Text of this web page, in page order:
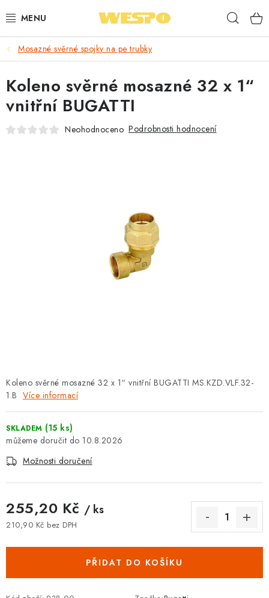
na
ARMATURY PRO TOPENÍ A VODU
TOPENÍ A OHŘEV VODY
TVAROVKY A TRUBKY
TOPENÁŘSKÁ AKADEMIE
OBCHODNÍ PODMÍNKY
O NÁS
DOPRAVA A PLATBA
Mosazné svěrné spojky na pe trubky
Koleno svěrné mosazné 32 x 1“ vnitřní BUGATTI MS.KZD.VLF.32-
1.B Více informací
SKLADEM (15 ks)
10.8.2026
Možnosti doručení
255,20 Kč / ks
210,90 Kč bez DPH
PŘIDAT DO KOŠÍKU
Koleno svěrné mosazné 32 x 1“
vnitřní BUGATTI
Neohodnoceno Podrobnosti hodnocení